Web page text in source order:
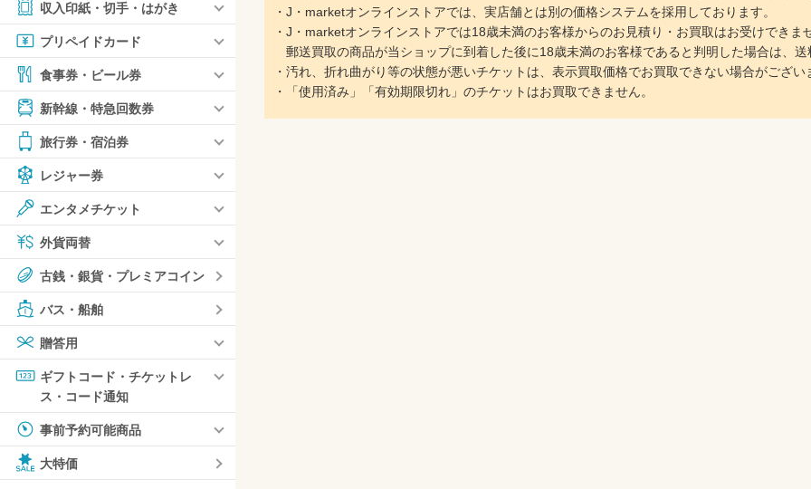
収入印紙・切手・はがき
プリペイドカード
食事券・ビール券
新幹線・特急回数券
旅行券・宿泊券
レジャー券
エンタメチケット
外貨両替
古銭・銀貨・プレミアコイン
バス・船舶
贈答用
ギフトコード・チケットレ
ス・コード通知
事前予約可能商品
大特価
・J・marketオンラインストアでは、実店舗とは別の価格システムを採用しております。
・J・marketオンラインストアでは18歳未満のお客様からのお見積り・お買取はお受けできま
郵送買取の商品が当ショップに到着した後に18歳未満のお客様であると判明した場合は、
・汚れ、折れ曲がり等の状態が悪いチケットは、表示買取価格でお買取できない場合がござ
・「使用済み」「有効期限切れ」のチケットはお買取できません。